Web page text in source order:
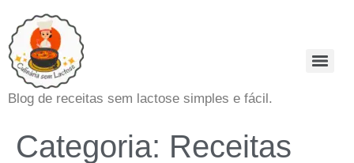
Blog de receitas sem lactose simples e fácil.
Categoria: Receitas